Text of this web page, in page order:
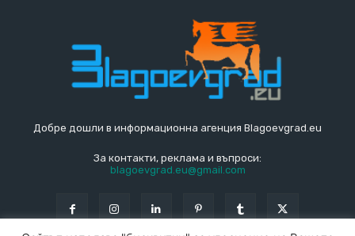
Добре дошли в информационна агенция Blagoevgrad.eu
За контакти, реклама и въпроси:
blagoevgrad.eu@gmail.com